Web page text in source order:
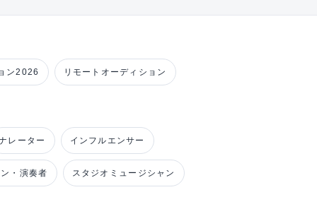
ン2026 リモートオーディション
レーター インフルエンサー
・演奏者 スタジオミュージシャン